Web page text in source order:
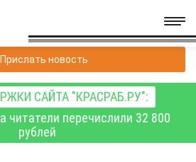
Прислать новость
САЙТА "КРАСРАБ.РУ":
читатели перечислили 32 800
рублей